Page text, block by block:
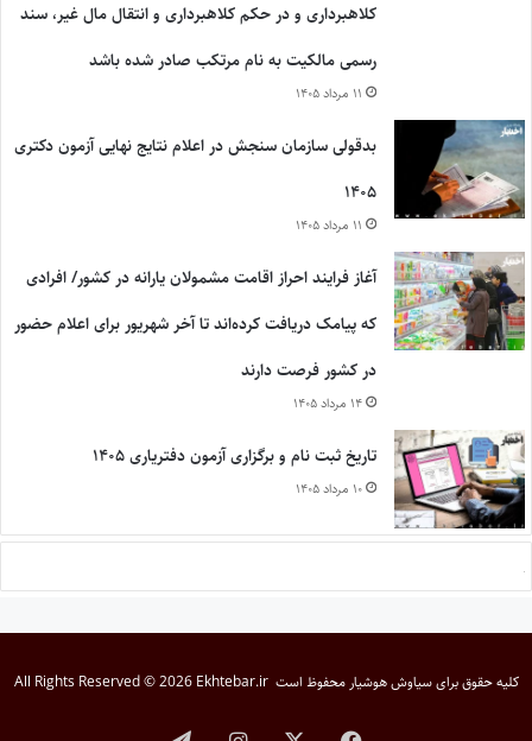
کلاهبرداری و در حکم کلاهبرداری و انتقال مال غیر، سند
رسمی مالکیت به نام مرتکب صادر شده باشد
۱۱ مرداد ۱۴۰۵
بدقولی سازمان سنجش در اعلام نتایج نهایی آزمون دکتری
۱۴۰۵
۱۱ مرداد ۱۴۰۵
آغاز فرایند احراز اقامت مشمولان یارانه در کشور/ افرادی
که پیامک دریافت کرده‌اند تا آخر شهریور برای اعلام حضور
در کشور فرصت دارند
۱۴ مرداد ۱۴۰۵
تاریخ ثبت نام و برگزاری آزمون دفتریاری ۱۴۰۵
۱۰ مرداد ۱۴۰۵
کلیه حقوق برایسیاوش هوشیار محفوظ است All Rights Reserved © 2026 Ekhtebar.ir